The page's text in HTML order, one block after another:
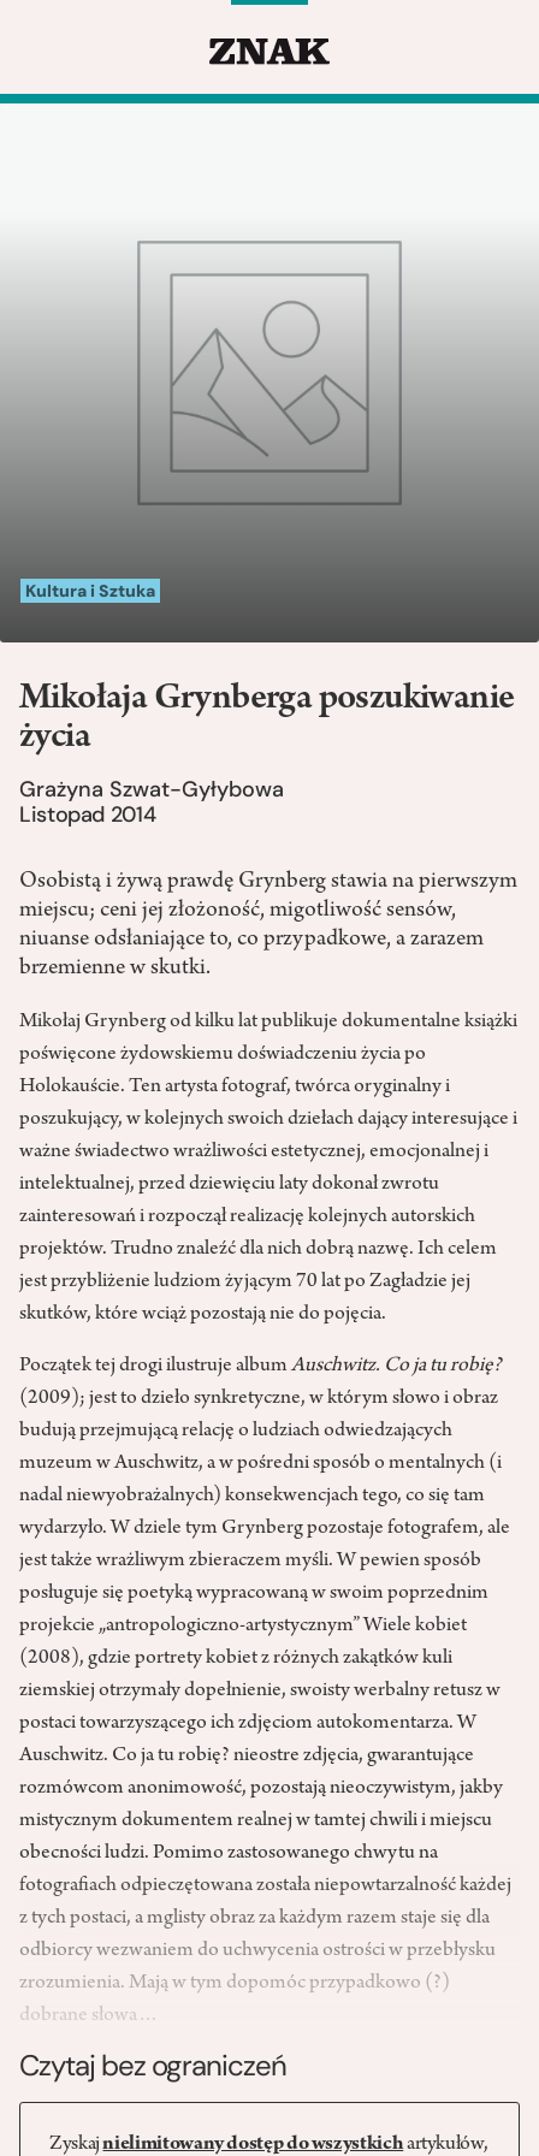
Kultura i Sztuka
Mikołaja Grynberga poszukiwanie
życia
Grażyna Szwat-Gyłybowa
Listopad 2014
Osobistą i żywą prawdę Grynberg stawia na pierwszym
miejscu; ceni jej złożoność, migotliwość sensów,
niuanse odsłaniające to, co przypadkowe, a zarazem
brzemienne w skutki.
Mikołaj Grynberg od kilku lat publikuje dokumentalne książki
poświęcone żydowskiemu doświadczeniu życia po
Holokauście. Ten artysta fotograf, twórca oryginalny i
poszukujący, w kolejnych swoich dziełach dający interesujące i
ważne świadectwo wrażliwości estetycznej, emocjonalnej i
intelektualnej, przed dziewięciu laty dokonał zwrotu
zainteresowań i rozpoczął realizację kolejnych autorskich
projektów. Trudno znaleźć dla nich dobrą nazwę. Ich celem
jest przybliżenie ludziom żyjącym 70 lat po Zagładzie jej
skutków, które wciąż pozostają nie do pojęcia.
Początek tej drogi ilustruje albumAuschwitz. Co ja tu robię?
(2009); jest to dzieło synkretyczne, w którym słowo i obraz
budują przejmującą relację o ludziach odwiedzających
muzeum w Auschwitz, a w pośredni sposób o mentalnych (i
nadal niewyobrażalnych) konsekwencjach tego, co się tam
wydarzyło. W dziele tym Grynberg pozostaje fotografem, ale
jest także wrażliwym zbieraczem myśli. W pewien sposób
posługuje się poetyką wypracowaną w swoim poprzednim
projekcie „antropologiczno-artystycznym” Wiele kobiet
(2008), gdzie portrety kobiet z różnych zakątków kuli
ziemskiej otrzymały dopełnienie, swoisty werbalny retusz w
postaci towarzyszącego ich zdjęciom autokomentarza. W
Auschwitz. Co ja tu robię? nieostre zdjęcia, gwarantujące
rozmówcom anonimowość, pozostają nieoczywistym, jakby
mistycznym dokumentem realnej w tamtej chwili i miejscu
obecności ludzi. Pomimo zastosowanego chwytu na
fotografiach odpieczętowana została niepowtarzalność każdej
z tych postaci, a mglisty obraz za każdym razem staje się dla
odbiorcy wezwaniem do uchwycenia ostrości w przebłysku
zrozumienia. Mają w tym dopomóc przypadkowo (?)
dobrane słowa…
Czytaj bez ograniczeń
Zyskajnielimitowany dostęp do wszystkichartykułów,